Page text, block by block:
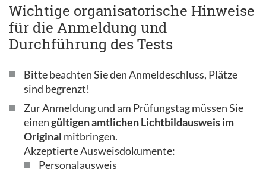
Wichtige organisatorische Hinweise
für die Anmeldung und
Durchführung des Tests
Bitte beachten Sie den Anmeldeschluss, Plätze
sind begrenzt!
Zur Anmeldung und am Prüfungstag müssen Sie
einengültigen amtlichen Lichtbildausweis im
Original mitbringen.
Akzeptierte Ausweisdokumente:
Personalausweis